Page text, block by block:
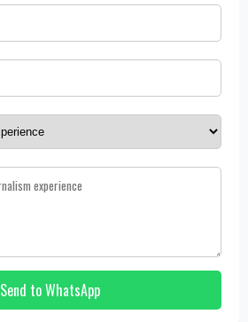
Send to WhatsApp